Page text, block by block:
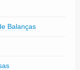
Balanças